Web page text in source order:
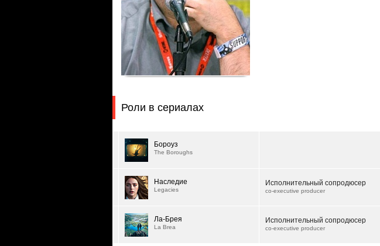
Роли в сериалах
Бороуз
The Boroughs
Наследие
Legacies
Исполнительный сопродюсер
co-executive producer
Ла-Брея
La Brea
Исполнительный сопродюсер
co-executive producer